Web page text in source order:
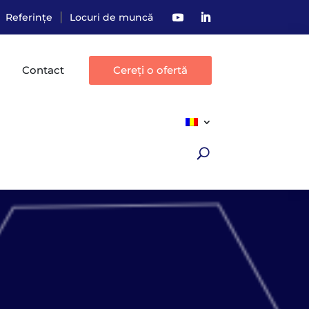
Referințe | Locuri de muncă
Contact Cereți o ofertă